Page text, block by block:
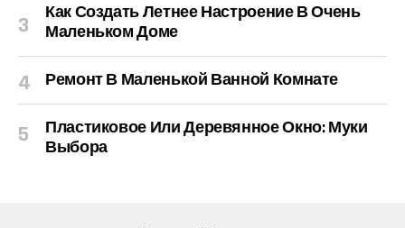
Как Создать Летнее Настроение В Очень
Маленьком Доме
Ремонт В Маленькой Ванной Комнате
Пластиковое Или Деревянное Окно: Муки
Выбора